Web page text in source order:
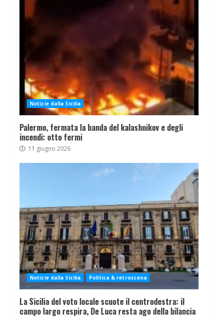
Notizie dalla Sicilia
Palermo, fermata la banda del kalashnikov e degli
incendi: otto fermi
11 giugno 2026
Notizie dalla Sicilia Politica & retroscena
La Sicilia del voto locale scuote il centrodestra: il
campo largo respira, De Luca resta ago della bilancia